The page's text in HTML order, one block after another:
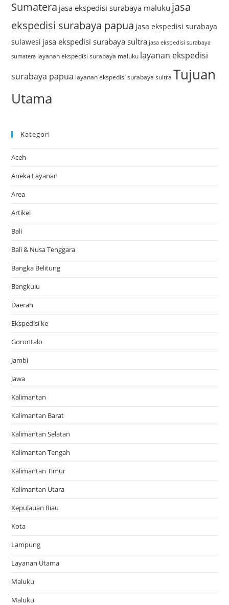
Sumatera jasa ekspedisi surabaya maluku jasa
ekspedisi surabaya papua jasa ekspedisi surabaya
sulawesi jasa ekspedisi surabaya sultra jasa ekspedisi surabaya
sumatera layanan ekspedisi surabaya maluku layanan ekspedisi
surabaya papua layanan ekspedisi surabaya sultra Tujuan
Utama
Kategori
Aceh
Aneka Layanan
Area
Artikel
Bali
Bali & Nusa Tenggara
Bangka Belitung
Bengkulu
Daerah
Ekspedisi ke
Gorontalo
Jambi
Jawa
Kalimantan
Kalimantan Barat
Kalimantan Selatan
Kalimantan Tengah
Kalimantan Timur
Kalimantan Utara
Kepulauan Riau
Kota
Lampung
Layanan Utama
Maluku
Maluku